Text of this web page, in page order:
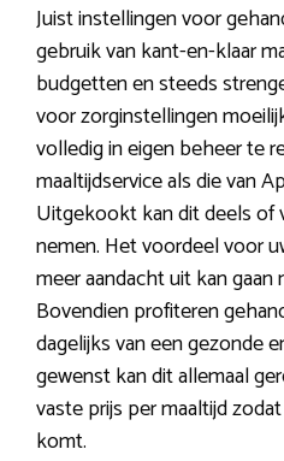
Juist instellingen voor
gebruik van kant-en-klaar
budgetten en steeds
voor zorginstellingen
volledig in eigen beheer te
maaltijdservice als die van
Uitgekookt kan dit deels of
nemen. Het voordeel voor
meer aandacht uit kan gaan
Bovendien profiteren
dagelijks van een gezonde
gewenst kan dit allemaal
vaste prijs per maaltijd
komt.